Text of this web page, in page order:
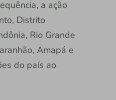
a ação
Distrito
Rio Grande
Amapá e
do país ao